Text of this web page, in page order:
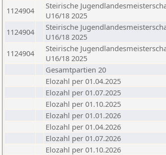
1124904
Steirische
U16/18 2025
1124904
Steirische
U16/18 2025
1124904
Steirische
U16/18 2025
Gesamtpartien 20
Elozahl per 01.04.2025
Elozahl per 01.07.2025
Elozahl per 01.10.2025
Elozahl per 01.01.2026
Elozahl per 01.04.2026
Elozahl per 01.07.2026
Elozahl per 01.10.2026